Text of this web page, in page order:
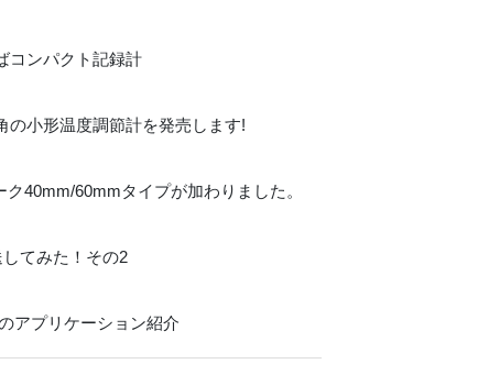
コンパクト記録計
の小形温度調節計を発売します!
40mm/60mmタイプが加わりました。
てみた！その2
アプリケーション紹介